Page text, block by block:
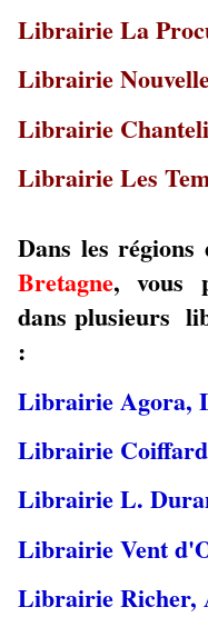
Librairie La
Librairie
Librairie
Librairie Les
Dans les régions
Bretagne, vous
dans plusieurs
:
Librairie Agora,
Librairie
Librairie L.
Librairie Vent
Librairie Richer,